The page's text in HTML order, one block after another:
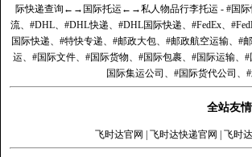
际快递查询 ←→ 国际托运←→私人物品行李托运 - #国
流、#DHL、#DHL快递、#DHL国际快递、#FedEx、
国际快递、#特快专递、#邮政大包、#邮政航空运输、#
运、#国际文件、#国际货物、#国际包裹、#国际运输、
国际集运公司、#国际货代公司、
全站友
飞时达官网 飞时达快递官网 飞时